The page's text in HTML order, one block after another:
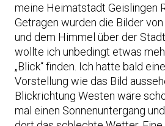
meine Heimatstadt Geislingen
Getragen wurden die Bilder
und dem Himmel über der
wollte ich unbedingt etwas
„Blick“ finden. Ich hatte bald
Vorstellung wie das Bild
Blickrichtung Westen wäre
mal einen Sonnenuntergang